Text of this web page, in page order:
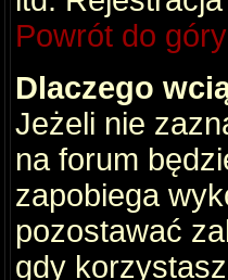
Powrót do góry
Dlaczego
Jeżeli nie
na forum
zapobiega
pozostawać
gdy